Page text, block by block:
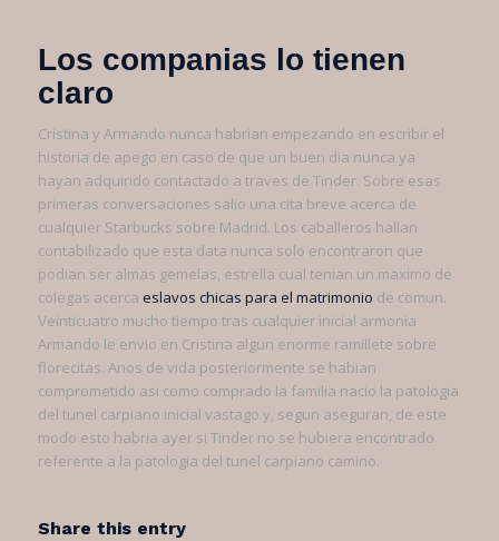
Los companias lo tienen
claro
Cristina y Armando nunca habrian empezando en escribir el
historia de apego en caso de que un buen dia nunca ya
hayan adquirido contactado a traves de Tinder. Sobre esas
primeras conversaciones salio una cita breve acerca de
cualquier Starbucks sobre Madrid. Los caballeros hallan
contabilizado que esta data nunca solo encontraron que
podian ser almas gemelas, estrella cual tenian un maximo de
colegas acerca eslavos chicas para el matrimonio de comun.
Veinticuatro mucho tiempo tras cualquier inicial armonia
Armando le envio en Cristina algun enorme ramillete sobre
florecitas. Anos de vida posteriormente se habian
comprometido asi­ como comprado la familia nacio la patologi­a
del tunel carpiano inicial vastago y, segun aseguran, de este
modo esto habria ayer si Tinder no se hubiera encontrado
referente a la patologi­a del tunel carpiano camino.
Share this entry